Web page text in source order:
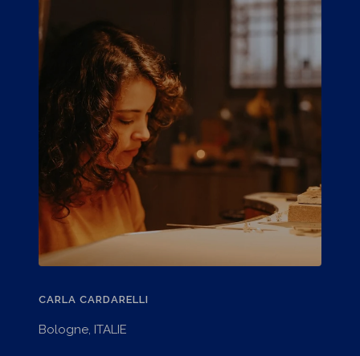
CARLA CARDARELLI
Bologne, ITALIE